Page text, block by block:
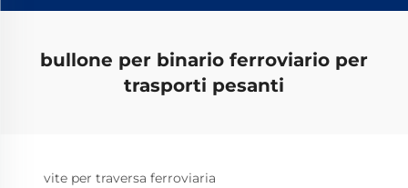
bullone per binario ferroviario per
trasporti pesanti
vite per traversa ferroviaria